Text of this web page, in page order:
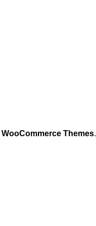
WooCommerce Themes.